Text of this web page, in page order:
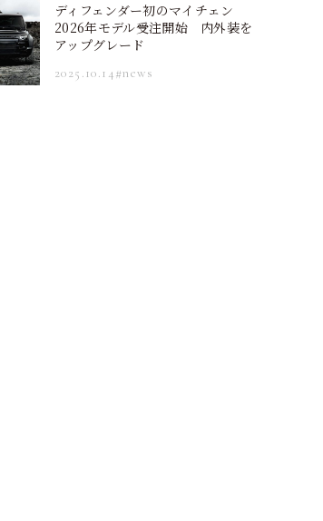
ディフェンダー初のマイチェン
2026年モデル受注開始 内外装を
アップグレード
2025.10.14#news